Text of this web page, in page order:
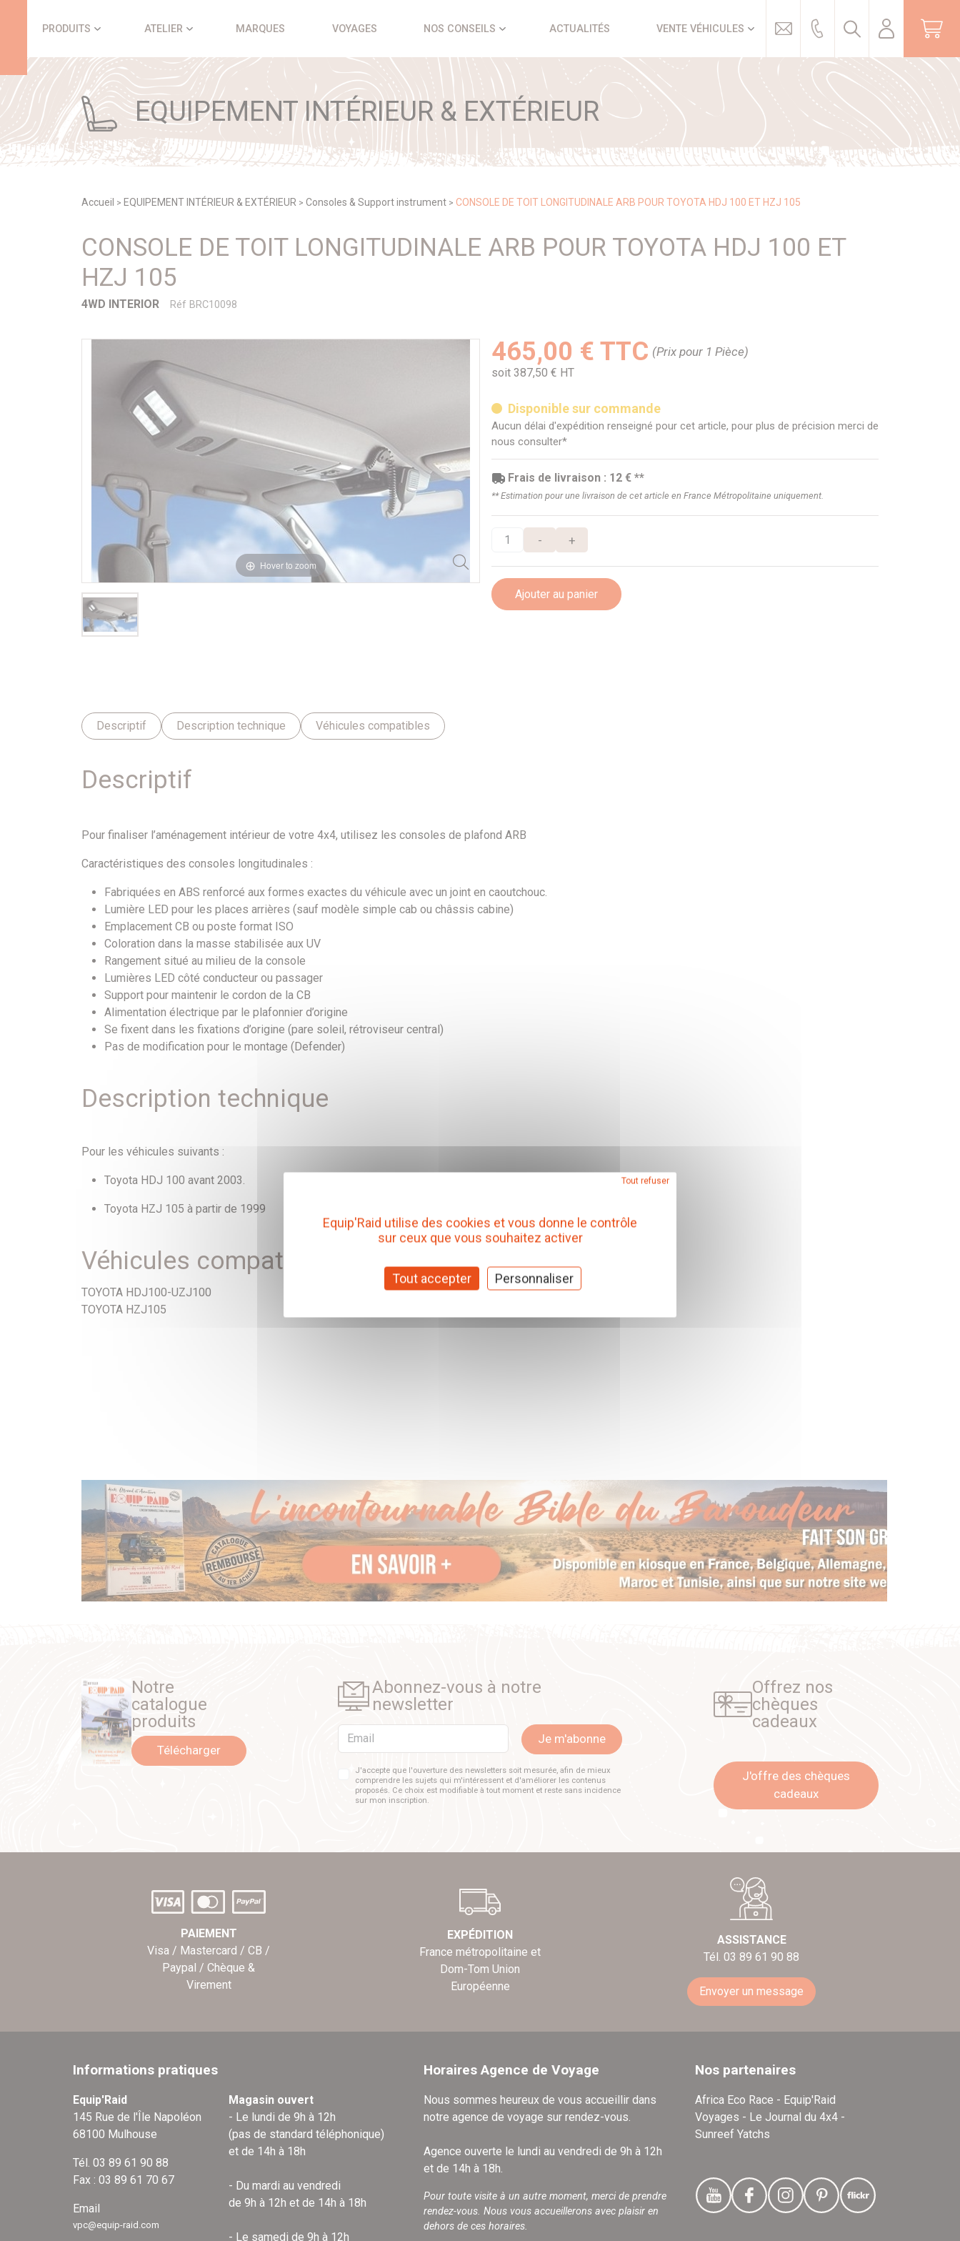
PRODUITS ATELIER MARQUES VOYAGES NOS CONSEILS ACTUALITÉS VENTE VÉHICULES
EQUIPEMENT INTÉRIEUR & EXTÉRIEUR
Accueil > EQUIPEMENT INTÉRIEUR & EXTÉRIEUR > Consoles & Support instrument > CONSOLE DE TOIT LONGITUDINALE ARB POUR TOYOTA HDJ 100 ET HZJ 105
CONSOLE DE TOIT LONGITUDINALE ARB POUR TOYOTA HDJ 100 ET
HZJ 105
4WD INTERIOR Réf BRC10098
Hover to zoom
465,00 € TTC (Prix pour 1 Pièce)
soit 387,50 € HT
Disponible sur commande
Aucun délai d'expédition renseigné pour cet article, pour plus de précision merci de
nous consulter*
Frais de livraison : 12 € **
** Estimation pour une livraison de cet article en France Métropolitaine uniquement.
- +
Ajouter au panier
Descriptif Description technique Véhicules compatibles
Descriptif
Pour finaliser l’aménagement intérieur de votre 4x4, utilisez les consoles de plafond ARB
Caractéristiques des consoles longitudinales :
Fabriquées en ABS renforcé aux formes exactes du véhicule avec un joint en caoutchouc.
Lumière LED pour les places arrières (sauf modèle simple cab ou châssis cabine)
Emplacement CB ou poste format ISO
Coloration dans la masse stabilisée aux UV
Rangement situé au milieu de la console
Lumières LED côté conducteur ou passager
Support pour maintenir le cordon de la CB
Alimentation électrique par le plafonnier d’origine
Se fixent dans les fixations d’origine (pare soleil, rétroviseur central)
Pas de modification pour le montage (Defender)
Description technique
Pour les véhicules suivants :
Toyota HDJ 100 avant 2003.
Toyota HZJ 105 à partir de 1999
Véhicules compatibles
TOYOTA HDJ100-UZJ100
TOYOTA HZJ105
Notre
catalogue
produits
Télécharger
Abonnez-vous à notre
newsletter
Email Je m'abonne
J'accepte que l'ouverture des newsletters soit mesurée, afin de mieux
comprendre les sujets qui m'intéressent et d'améliorer les contenus
proposés. Ce choix est modifiable à tout moment et reste sans incidence
sur mon inscription.
Offrez nos
chèques
cadeaux
J'offre des chèques
cadeaux
PAIEMENT
Visa / Mastercard / CB /
Paypal / Chèque &
Virement
EXPÉDITION
France métropolitaine et
Dom-Tom Union
Européenne
ASSISTANCE
Tél. 03 89 61 90 88
Envoyer un message
Informations pratiques
Equip'Raid
145 Rue de l'Île Napoléon
68100 Mulhouse
Tél. 03 89 61 90 88
Fax : 03 89 61 70 67
Email
vpc@equip-raid.com
Magasin ouvert
- Le lundi de 9h à 12h
(pas de standard téléphonique)
et de 14h à 18h
- Du mardi au vendredi
de 9h à 12h et de 14h à 18h
- Le samedi de 9h à 12h
Horaires Agence de Voyage
Nous sommes heureux de vous accueillir dans
notre agence de voyage sur rendez-vous.
Agence ouverte le lundi au vendredi de 9h à 12h
et de 14h à 18h.
Pour toute visite à un autre moment, merci de prendre
rendez-vous. Nous vous accueillerons avec plaisir en
dehors de ces horaires.
Nos partenaires
Africa Eco Race - Equip'Raid
Voyages - Le Journal du 4x4 -
Sunreef Yatchs
Equip'Raid utilise des cookies et vous donne le contrôle
sur ceux que vous souhaitez activer
Tout accepter
Tout refuser
Personnaliser